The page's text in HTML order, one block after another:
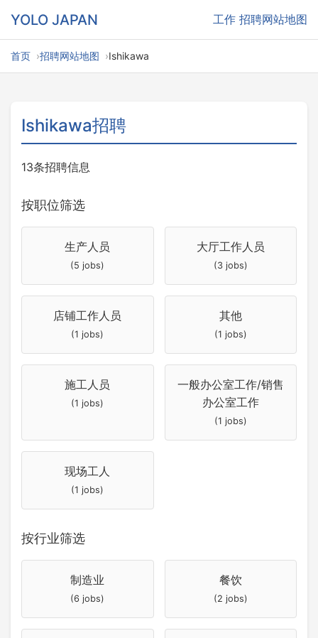
YOLO JAPAN 工作 招聘网站地图
首页 招聘网站地图 Ishikawa
Ishikawa招聘
13条招聘信息
按职位筛选
生产人员
(5 jobs)
大厅工作人员
(3 jobs)
店铺工作人员
(1 jobs)
其他
(1 jobs)
施工人员
(1 jobs)
一般办公室工作/销售
办公室工作
(1 jobs)
现场工人
(1 jobs)
按行业筛选
制造业
(6 jobs)
餐饮
(2 jobs)